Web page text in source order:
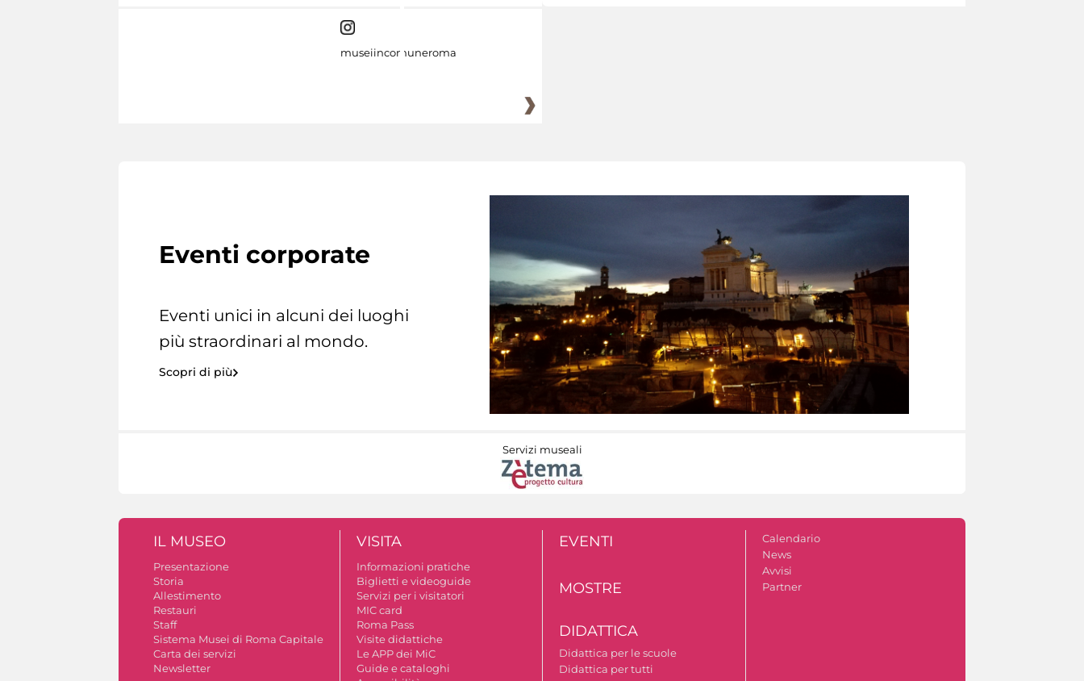
museiincomuneroma
Eventi corporate
Eventi unici in alcuni dei luoghi
più straordinari al mondo.
Scopri di più
Servizi museali
IL MUSEO
Presentazione
Storia
Allestimento
Restauri
Staff
Sistema Musei di Roma Capitale
Carta dei servizi
Newsletter
VISITA
Informazioni pratiche
Biglietti e videoguide
Servizi per i visitatori
MIC card
Roma Pass
Visite didattiche
Le APP dei MiC
Guide e cataloghi
EVENTI
MOSTRE
DIDATTICA
Didattica per le scuole
Didattica per tutti
Calendario
News
Avvisi
Partner